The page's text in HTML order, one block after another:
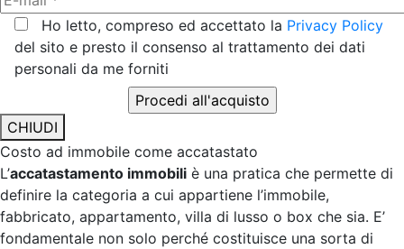
Ho letto, compreso ed accettato la Privacy Policy
del sito e presto il consenso al trattamento dei dati
personali da me forniti
CHIUDI
Costo ad immobile come accatastato
L’accatastamento immobili è una pratica che permette di
definire la categoria a cui appartiene l’immobile,
fabbricato, appartamento, villa di lusso o box che sia. E’
fondamentale non solo perché costituisce una sorta di